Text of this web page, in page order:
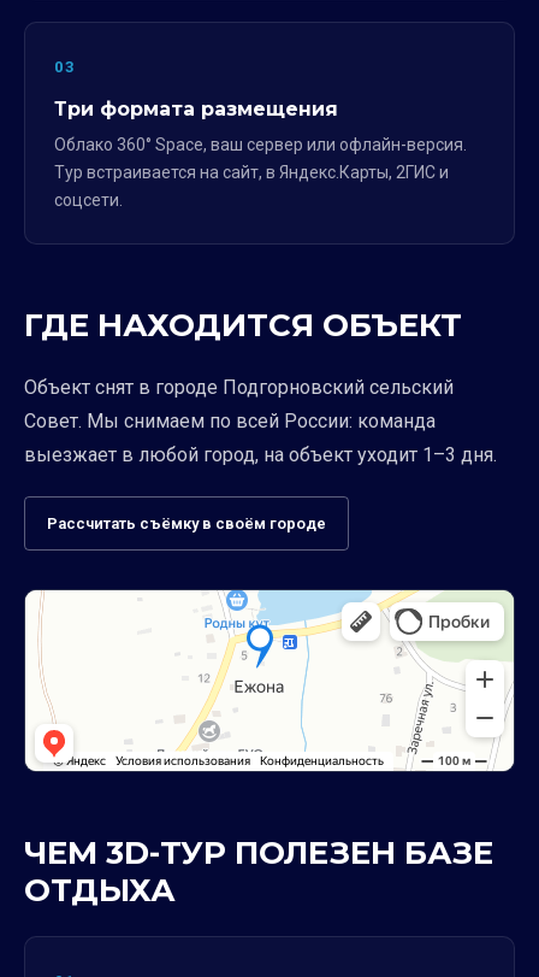
03
Три формата размещения
Облако 360° Space, ваш сервер или офлайн-версия.
Тур встраивается на сайт, в Яндекс.Карты, 2ГИС и
соцсети.
ГДЕ НАХОДИТСЯ ОБЪЕКТ
Объект снят в городе Подгорновский сельский
Совет. Мы снимаем по всей России: команда
выезжает в любой город, на объект уходит 1–3 дня.
Рассчитать съёмку в своём городе
ЧЕМ 3D-ТУР ПОЛЕЗЕН БАЗЕ
ОТДЫХА